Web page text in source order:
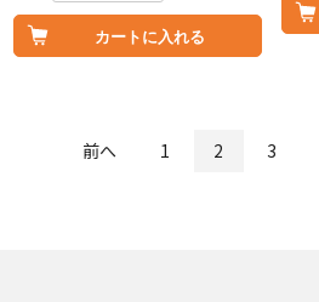
カートに入れる
前へ 1 2 3